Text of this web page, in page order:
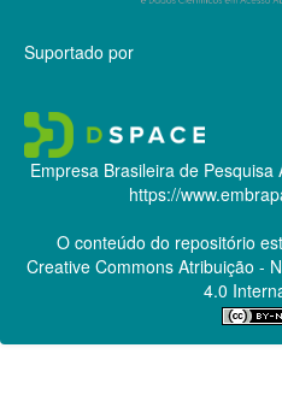
Suportado por
Empresa Brasileira de
https://
O conteúdo do repositório
Creative CommonsAtribuição -
4.0